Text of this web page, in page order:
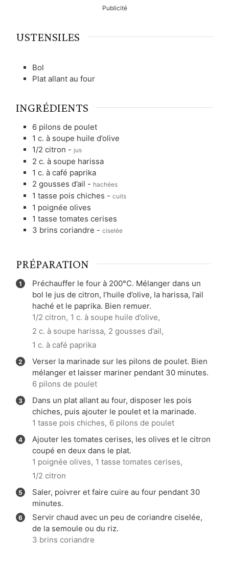
Publicité
USTENSILES
Bol
Plat allant au four
INGRÉDIENTS
6 pilons de poulet
1 c. à soupe huile d’olive
1/2 citron - jus
2 c. à soupe harissa
1 c. à café paprika
2 gousses d’ail - hachées
1 tasse pois chiches - cuits
1 poignée olives
1 tasse tomates cerises
3 brins coriandre - ciselée
PRÉPARATION
Préchauffer le four à 200°C. Mélanger dans un
bol le jus de citron, l’huile d’olive, la harissa, l’ail
haché et le paprika. Bien remuer.
1/2 citron, 1 c. à soupe huile d’olive,
2 c. à soupe harissa, 2 gousses d’ail,
1 c. à café paprika
Verser la marinade sur les pilons de poulet. Bien
mélanger et laisser mariner pendant 30 minutes.
6 pilons de poulet
Dans un plat allant au four, disposer les pois
chiches, puis ajouter le poulet et la marinade.
1 tasse pois chiches, 6 pilons de poulet
Ajouter les tomates cerises, les olives et le citron
coupé en deux dans le plat.
1 poignée olives, 1 tasse tomates cerises,
1/2 citron
Saler, poivrer et faire cuire au four pendant 30
minutes.
Servir chaud avec un peu de coriandre ciselée,
de la semoule ou du riz.
3 brins coriandre